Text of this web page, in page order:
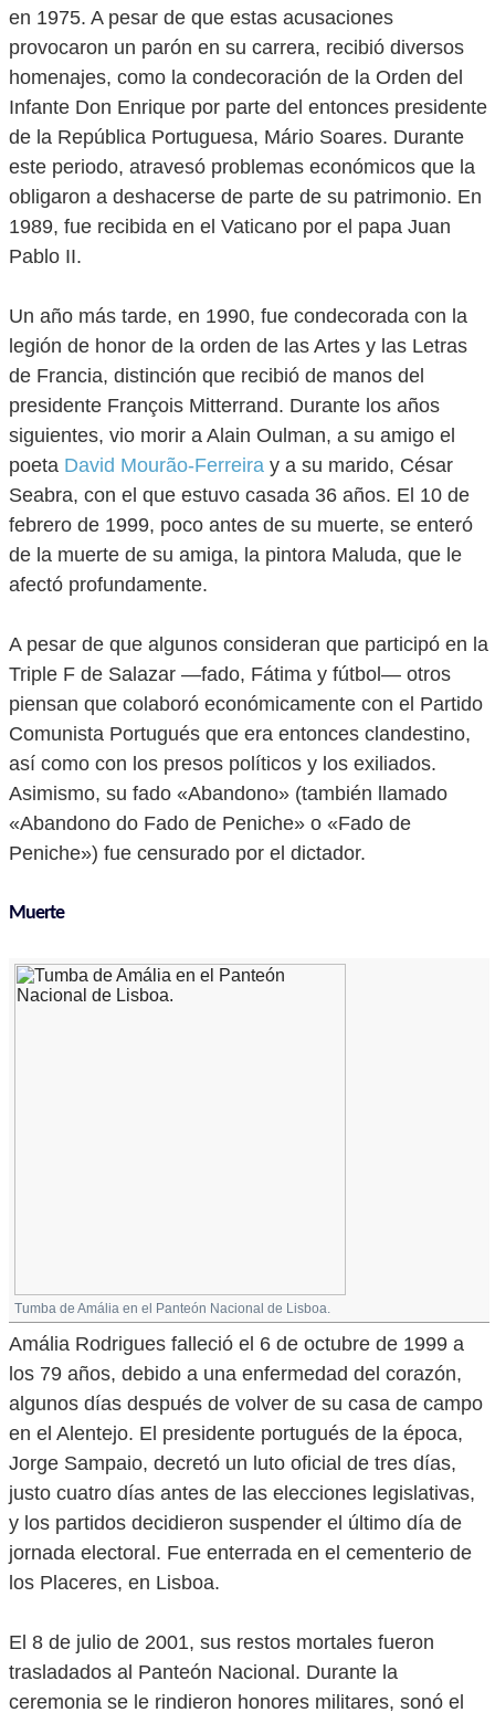
en 1975. A pesar de que estas acusaciones
provocaron un parón en su carrera, recibió diversos
homenajes, como la condecoración de la Orden del
Infante Don Enrique por parte del entonces presidente
de la República Portuguesa, Mário Soares. Durante
este periodo, atravesó problemas económicos que la
obligaron a deshacerse de parte de su patrimonio. En
1989, fue recibida en el Vaticano por el papa Juan
Pablo II.
Un año más tarde, en 1990, fue condecorada con la
legión de honor de la orden de las Artes y las Letras
de Francia, distinción que recibió de manos del
presidente François Mitterrand. Durante los años
siguientes, vio morir a Alain Oulman, a su amigo el
poeta David Mourão-Ferreira y a su marido, César
Seabra, con el que estuvo casada 36 años. El 10 de
febrero de 1999, poco antes de su muerte, se enteró
de la muerte de su amiga, la pintora Maluda, que le
afectó profundamente.
A pesar de que algunos consideran que participó en la
Triple F de Salazar —fado, Fátima y fútbol— otros
piensan que colaboró económicamente con el Partido
Comunista Portugués que era entonces clandestino,
así como con los presos políticos y los exiliados.
Asimismo, su fado «Abandono» (también llamado
«Abandono do Fado de Peniche» o «Fado de
Peniche») fue censurado por el dictador.
Muerte
Tumba de Amália en el Panteón Nacional de Lisboa.
Amália Rodrigues falleció el 6 de octubre de 1999 a
los 79 años, debido a una enfermedad del corazón,
algunos días después de volver de su casa de campo
en el Alentejo. El presidente portugués de la época,
Jorge Sampaio, decretó un luto oficial de tres días,
justo cuatro días antes de las elecciones legislativas,
y los partidos decidieron suspender el último día de
jornada electoral. Fue enterrada en el cementerio de
los Placeres, en Lisboa.
El 8 de julio de 2001, sus restos mortales fueron
trasladados al Panteón Nacional. Durante la
ceremonia se le rindieron honores militares, sonó el